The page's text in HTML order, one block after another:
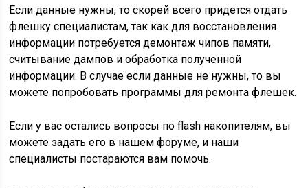
Если данные нужны, то скорей всего придется отдать
флешку специалистам, так как для восстановления
информации потребуется демонтаж чипов памяти,
считывание дампов и обработка полученной
информации. В случае если данные не нужны, то вы
можете попробовать программы для ремонта флешек.
Если у вас остались вопросы по flash накопителям, вы
можете задать его в нашем форуме, и наши
специалисты постараются вам помочь.